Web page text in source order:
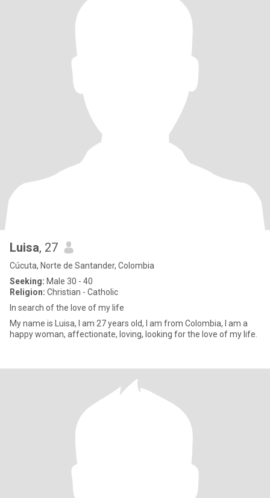
Luisa, 27
Cúcuta, Norte de Santander, Colombia
Seeking: Male 30 - 40
Religion: Christian - Catholic
In search of the love of my life
My name is Luisa, I am 27 years old, I am from Colombia, I am a
happy woman, affectionate, loving, looking for the love of my life.